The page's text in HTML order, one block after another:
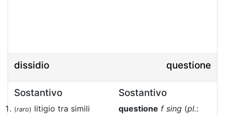
dissidio questione
Sostantivo
(raro) litigio tra simili
Sostantivo
questione f sing (pl.: